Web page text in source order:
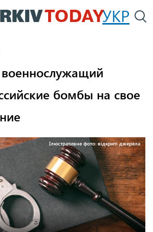
Перейти
к
УКР
бомбы на свое
Ілюстративне фото: відкриті джерела